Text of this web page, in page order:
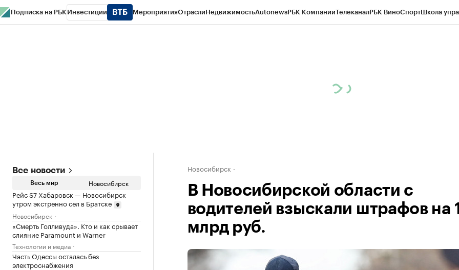
Подписка на РБК Инвестиции МероприятияОтраслиНедвижимостьAutonewsРБК КомпанииТелеканалРБК ВиноСпортШкола
Все новости
Весь мир Новосибирск
Рейс S7 Хабаровск — Новосибирск
утром экстренно сел в Братске
Новосибирск
«Смерть Голливуда». Кто и как срывает
слияние Paramount и Warner
Технологии и медиа
Часть Одессы осталась без
электроснабжения
Новосибирск
В Новосибирской области с
водителей взыскали штрафов на
млрд руб.